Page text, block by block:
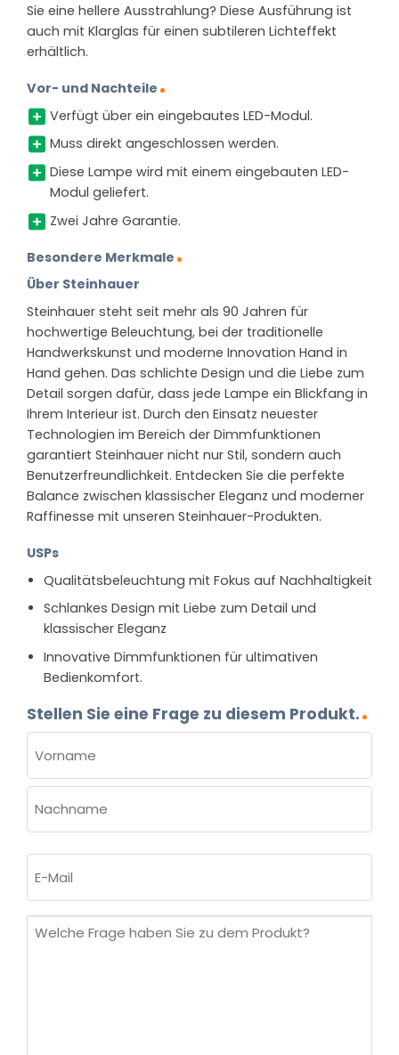
Sie eine hellere Ausstrahlung? Diese Ausführung ist
auch mit Klarglas für einen subtileren Lichteffekt
erhältlich.
Vor- und Nachteile
Verfügt über ein eingebautes LED-Modul.
Muss direkt angeschlossen werden.
Diese Lampe wird mit einem eingebauten LED-
Modul geliefert.
Zwei Jahre Garantie.
Besondere Merkmale
Über Steinhauer
Steinhauer steht seit mehr als 90 Jahren für
hochwertige Beleuchtung, bei der traditionelle
Handwerkskunst und moderne Innovation Hand in
Hand gehen. Das schlichte Design und die Liebe zum
Detail sorgen dafür, dass jede Lampe ein Blickfang in
Ihrem Interieur ist. Durch den Einsatz neuester
Technologien im Bereich der Dimmfunktionen
garantiert Steinhauer nicht nur Stil, sondern auch
Benutzerfreundlichkeit. Entdecken Sie die perfekte
Balance zwischen klassischer Eleganz und moderner
Raffinesse mit unseren Steinhauer-Produkten.
USPs
Qualitätsbeleuchtung mit Fokus auf Nachhaltigkeit
Schlankes Design mit Liebe zum Detail und
klassischer Eleganz
Innovative Dimmfunktionen für ultimativen
Bedienkomfort.
Stellen Sie eine Frage zu diesem Produkt.
(ERFORDERLICH)
Vorname
Mail
Welche